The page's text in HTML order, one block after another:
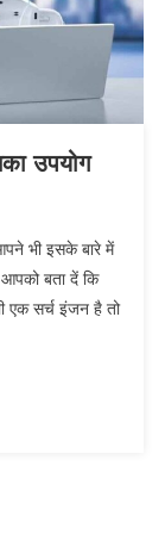
उपयोग
भी इसके बारे में
आपको बता दें कि
एक सर्च इंजन है तो